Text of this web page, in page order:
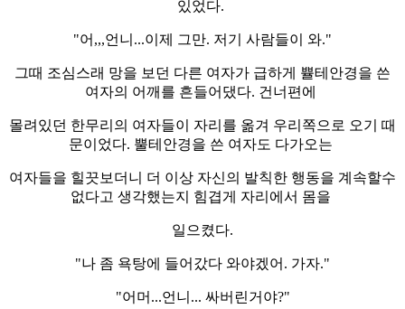
있었다.
"어,,,언니...이제 그만. 저기 사람들이 와."
그때 조심스래 망을 보던 다른 여자가 급하게 쁄테안경을 쓴
여자의 어깨를 흔들어댔다. 건너편에
몰려있던 한무리의 여자들이 자리를 옮겨 우리쪽으로 오기 때
문이었다. 뿔테안경을 쓴 여자도 다가오는
여자들을 힐끗보더니 더 이상 자신의 발칙한 행동을 계속할수
없다고 생각했는지 힘겹게 자리에서 몸을
일으켰다.
"나 좀 욕탕에 들어갔다 와야겠어. 가자."
"어머...언니... 싸버린거야?"